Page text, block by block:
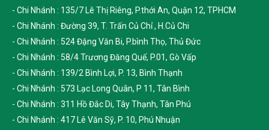
- Chi Nhánh : 135/7 Lê Thị Riêng, P.thới An, Quận 12, TPHCM
- Chi Nhánh : Đường 39, T. Trấn Củ Chỉ , H.Củ Chi
- Chi Nhánh : 524 Đặng Văn Bi, P.bình Thọ, Thủ Đức
- Chi Nhánh : 58/4 Trương Đăng Quế, P.01, Gò Vấp
- Chi Nhánh : 139/2 Bình Lợi, P. 13, Bình Thạnh
- Chi Nhánh : 573 Lạc Long Quân, P 11, Tân Bình
- Chi Nhánh : 311 Hồ Đắc Di, Tây Thạnh, Tân Phú
- Chi Nhánh : 417 Lê Văn Sỹ, P. 10, Phú Nhuận